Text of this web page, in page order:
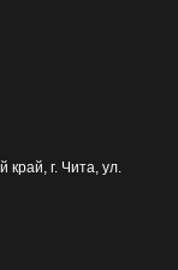
край, г. Чита, ул.